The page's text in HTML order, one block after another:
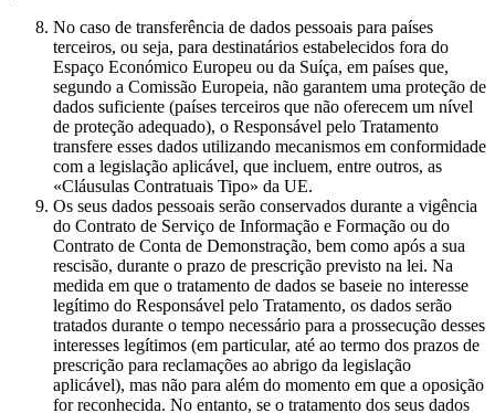
No caso de transferência de dados pessoais para países
terceiros, ou seja, para destinatários estabelecidos fora do
Espaço Económico Europeu ou da Suíça, em países que,
segundo a Comissão Europeia, não garantem uma proteção de
dados suficiente (países terceiros que não oferecem um nível
de proteção adequado), o Responsável pelo Tratamento
transfere esses dados utilizando mecanismos em conformidade
com a legislação aplicável, que incluem, entre outros, as
«Cláusulas Contratuais Tipo» da UE.
Os seus dados pessoais serão conservados durante a vigência
do Contrato de Serviço de Informação e Formação ou do
Contrato de Conta de Demonstração, bem como após a sua
rescisão, durante o prazo de prescrição previsto na lei. Na
medida em que o tratamento de dados se baseie no interesse
legítimo do Responsável pelo Tratamento, os dados serão
tratados durante o tempo necessário para a prossecução desses
interesses legítimos (em particular, até ao termo dos prazos de
prescrição para reclamações ao abrigo da legislação
aplicável), mas não para além do momento em que a oposição
for reconhecida. No entanto, se o tratamento dos seus dados